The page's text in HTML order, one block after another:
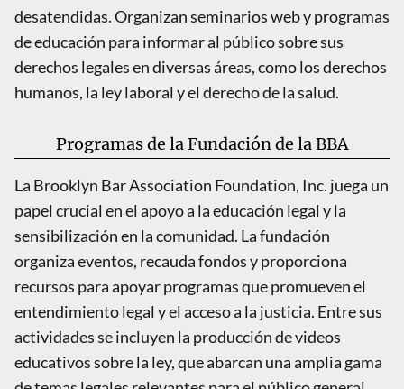
desatendidas. Organizan seminarios web y programas
de educación para informar al público sobre sus
derechos legales en diversas áreas, como los derechos
humanos, la ley laboral y el derecho de la salud.
Programas de la Fundación de la BBA
La Brooklyn Bar Association Foundation, Inc. juega un
papel crucial en el apoyo a la educación legal y la
sensibilización en la comunidad. La fundación
organiza eventos, recauda fondos y proporciona
recursos para apoyar programas que promueven el
entendimiento legal y el acceso a la justicia. Entre sus
actividades se incluyen la producción de videos
educativos sobre la ley, que abarcan una amplia gama